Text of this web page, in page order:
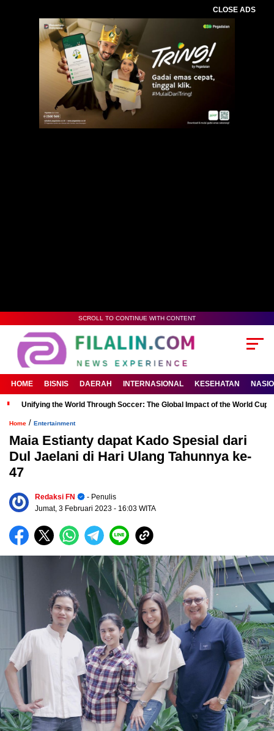
CLOSE ADS
SCROLL TO CONTINUE WITH CONTENT
HOME BISNIS DAERAH INTERNASIONAL KESEHATAN
Unifying the World Through Soccer: The Global Impact of the World Cup
Home / Entertainment
Maia Estianty dapat Kado Spesial dari
Dul Jaelani di Hari Ulang Tahunnya ke-
47
Redaksi FN
- Penulis
Jumat, 3 Februari 2023 - 16:03 WITA